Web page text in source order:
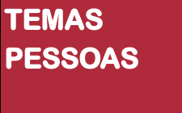
TEMAS
PESSOAS